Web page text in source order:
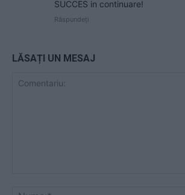
SUCCES in continuare!
Răspundeți
LĂSAȚI UN MESAJ